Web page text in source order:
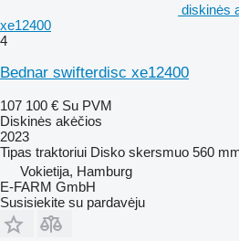
diskinės
xe12400
4
Bednar swifterdisc xe12400
107 100 € Su PVM
Diskinės akėčios
2023
Tipas traktoriui Disko skersmuo 560
Vokietija, Hamburg
E-FARM GmbH
Susisiekite su pardavėju